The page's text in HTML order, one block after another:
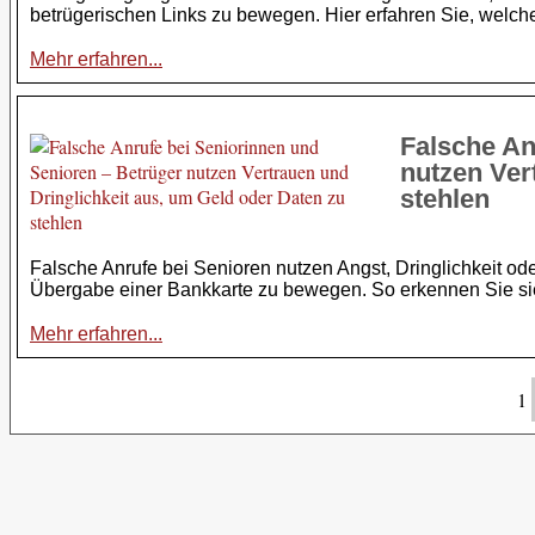
betrügerischen Links zu bewegen. Hier erfahren Sie,
Mehr erfahren...
Falsche
nutzen
stehlen
Falsche Anrufe bei Senioren nutzen Angst, Dringlichkeit
Übergabe einer Bankkarte zu bewegen. So erkennen Sie
Mehr erfahren...
1